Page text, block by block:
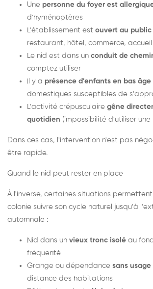
Une personne du foyer est
d'hyménoptères
L'établissement est ouvert au public
restaurant, hôtel, commerce,
Le nid est dans un conduit de
comptez utiliser
Il y a présence d'enfants en bas âge
domestiques susceptibles de
L'activité crépusculaire gêne
quotidien (impossibilité d'utiliser une
Dans ces cas, l'intervention n'est pas
être rapide.
Quand le nid peut rester en place
À l'inverse, certaines situations
colonie suivre son cycle naturel jusqu'à
automnale :
Nid dans un vieux tronc isolé au
fréquenté
Grange ou dépendance sans
distance des habitations